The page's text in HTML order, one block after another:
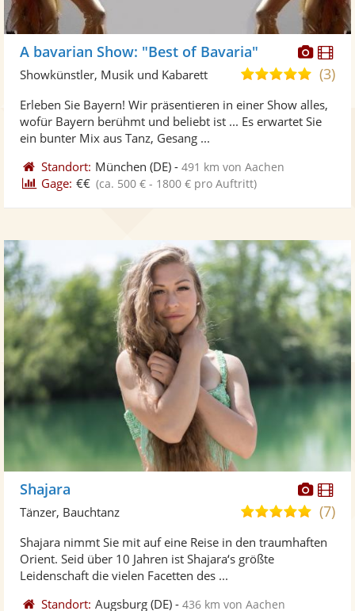
Fotos
A bavarian Show: "Best of Bavaria"
4,8
5
(3)
Showkünstler, Musik und Kabarett
Erleben Sie Bayern! Wir präsentieren in einer Show alles,
wofür Bayern berühmt und beliebt ist ... Es erwartet Sie
ein bunter Mix aus Tanz, Gesang ...
Standort: München (DE) -491 km von Aachen
Gage: €€ (ca. 500 € - 1800 € pro Auftritt)
Fotos
Shajara
5,0
5
(7)
Tänzer, Bauchtanz
Shajara nimmt Sie mit auf eine Reise in den traumhaften
Orient. Seid über 10 Jahren ist Shajara‘s größte
Leidenschaft die vielen Facetten des ...
Standort: Augsburg (DE) -436 km von Aachen